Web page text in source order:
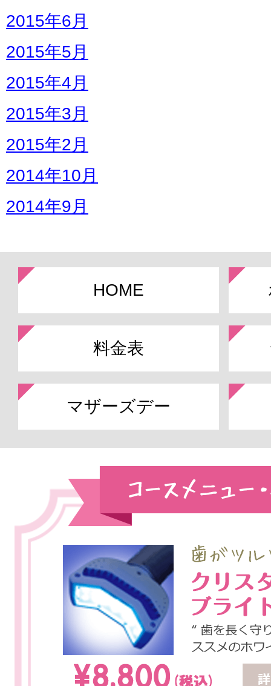
2015年6月
2015年5月
2015年4月
2015年3月
2015年2月
2014年10月
2014年9月
HOME
料金表
マザーズデー